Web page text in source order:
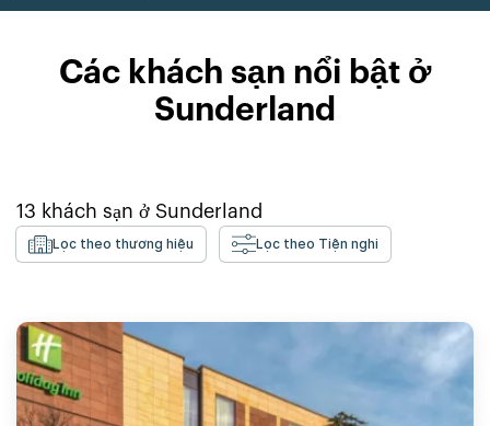
Các khách sạn nổi bật ở
Sunderland
13 khách sạn ở Sunderland
Lọc theo thương hiệu Lọc theo Tiện nghi